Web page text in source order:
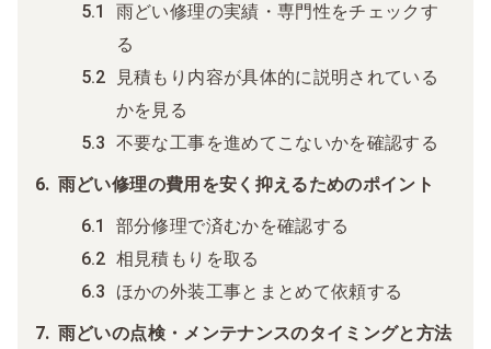
雨どい修理の実績・専門性をチェックす
る
見積もり内容が具体的に説明されている
かを見る
不要な工事を進めてこないかを確認する
雨どい修理の費用を安く抑えるためのポイント
部分修理で済むかを確認する
相見積もりを取る
ほかの外装工事とまとめて依頼する
雨どいの点検・メンテナンスのタイミングと方法